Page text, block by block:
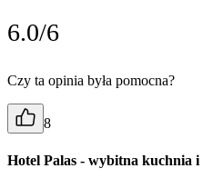
6.0/6
Czy ta opinia była pomocna?
8
Hotel Palas - wybitna kuchnia